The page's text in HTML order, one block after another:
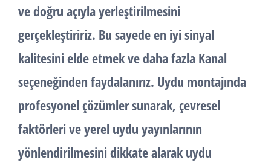
ve doğru açıyla yerleştirilmesini
gerçekleştiririz. Bu sayede en iyi sinyal
kalitesini elde etmek ve daha fazla Kanal
seçeneğinden faydalanırız. Uydu montajında
profesyonel çözümler sunarak, çevresel
faktörleri ve yerel uydu yayınlarının
yönlendirilmesini dikkate alarak uydu